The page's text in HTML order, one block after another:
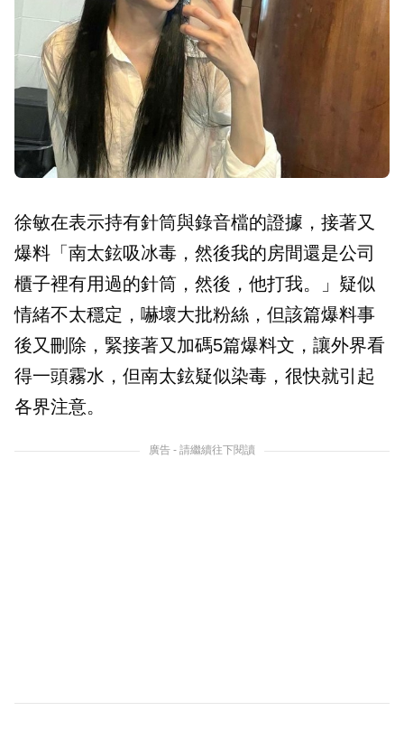
徐敏在表示持有針筒與錄音檔的證據，接著又
爆料「南太鉉吸冰毒，然後我的房間還是公司
櫃子裡有用過的針筒，然後，他打我。」疑似
情緒不太穩定，嚇壞大批粉絲，但該篇爆料事
後又刪除，緊接著又加碼5篇爆料文，讓外界看
得一頭霧水，但南太鉉疑似染毒，很快就引起
各界注意。
廣告 - 請繼續往下閱讀